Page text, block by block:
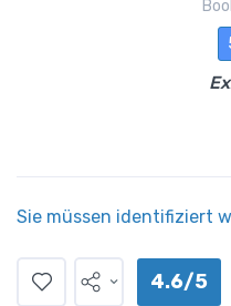
Sie müssen identifiziert
4.6/5